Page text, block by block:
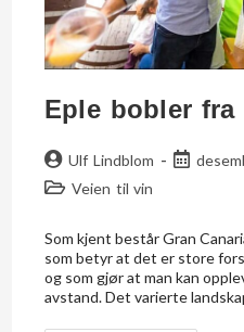
Eple bobler fra
Ulf Lindblom
Veien til vin
Som kjent består Gran
som betyr at det er store
og som gjør at man kan
avstand. Det varierte